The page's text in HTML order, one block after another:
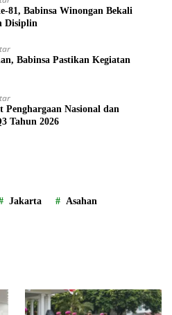
81, Babinsa Winongan Bekali
Disiplin
Babinsa Pastikan Kegiatan
Nasional dan
Tahun 2026
Jakarta Asahan